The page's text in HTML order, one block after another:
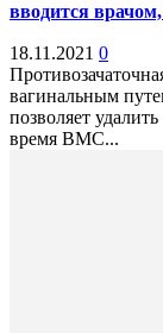
вводится врачом,
18.11.2021 0
вагинальным
позволяет
время ВМС...